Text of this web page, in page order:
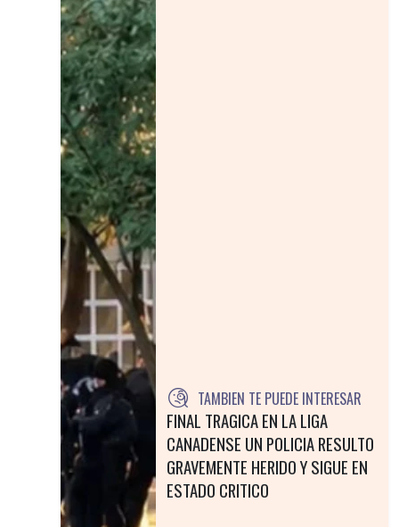
TAMBIEN TE PUEDE INTERESAR
FINAL TRAGICA EN LA LIGA
CANADENSE UN POLICIA RESULTO
GRAVEMENTE HERIDO Y SIGUE EN
ESTADO CRITICO